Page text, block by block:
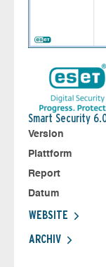
Smart Security
Version
Plattform
Report
Datum
WEBSITE
ARCHIV